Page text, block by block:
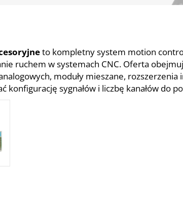
to kompletny system motion
ruchem w systemach CNC. Oferta
moduły mieszane, rozszerzenia
konfigurację sygnałów i liczbę kanałów do